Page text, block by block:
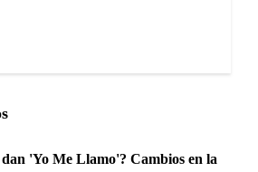
dan 'Yo Me Llamo'? Cambios en la